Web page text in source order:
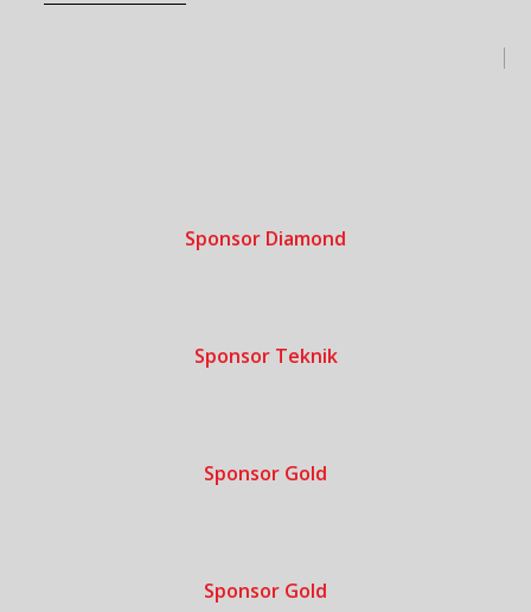
Sponsor Diamond
Sponsor Teknik
Sponsor Gold
Sponsor Gold